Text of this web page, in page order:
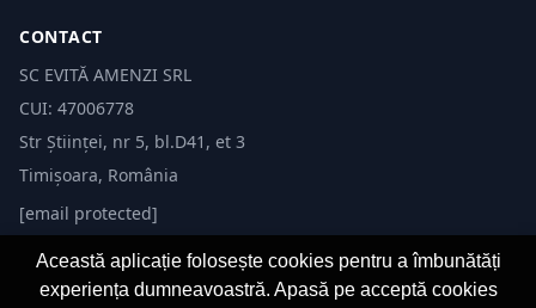
CONTACT
SC EVITĂ AMENZI SRL
CUI: 47006778
Str Științei, nr 5, bl.D41, et 3
Timișoara, România
[email protected]
Această aplicație folosește cookies pentru a îmbunătăți
experiența dumneavoastră. Apasă pe acceptă cookies